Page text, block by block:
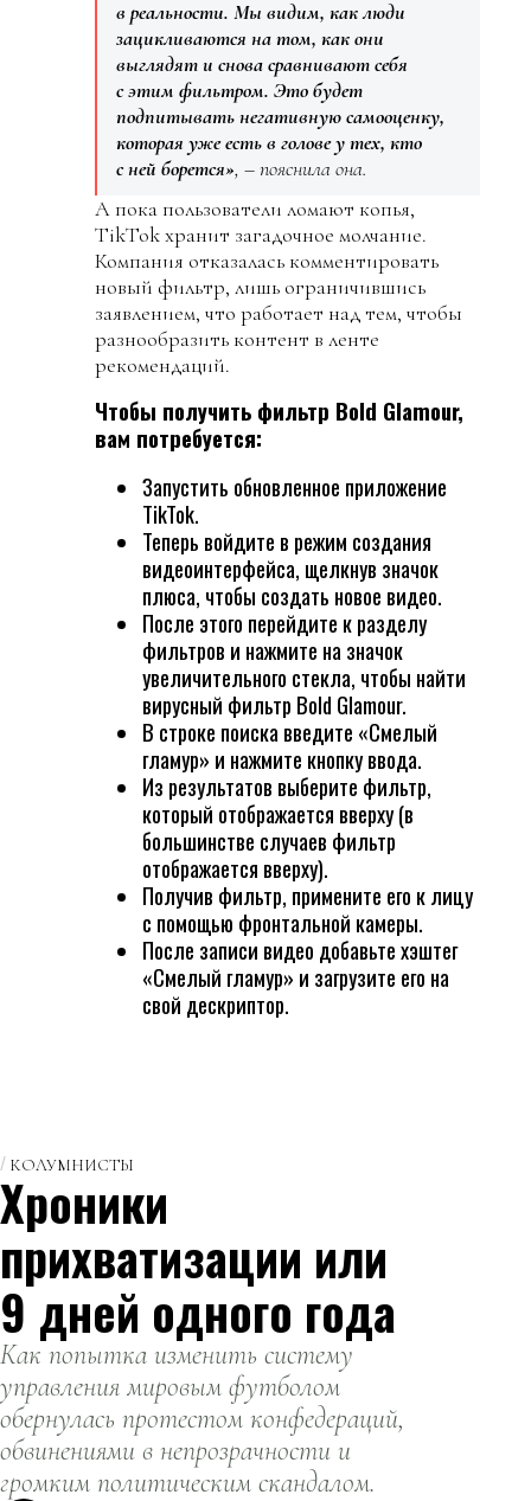
в реальности. Мы видим, как люди
зацикливаются на том, как они
выглядят и снова сравнивают себя
с этим фильтром. Это будет
подпитывать негативную самооценку,
которая уже есть в голове у тех, кто
с ней борется», – пояснила она.
А пока пользователи ломают копья,
TikTok хранит загадочное молчание.
Компания отказалась комментировать
новый фильтр, лишь ограничившись
заявлением, что работает над тем, чтобы
разнообразить контент в ленте
рекомендаций.
Чтобы получить фильтр Bold Glamour,
вам потребуется:
Запустить обновленное приложение
TikTok.
Теперь войдите в режим создания
видеоинтерфейса, щелкнув значок
плюса, чтобы создать новое видео.
После этого перейдите к разделу
фильтров и нажмите на значок
увеличительного стекла, чтобы найти
вирусный фильтр Bold Glamour.
В строке поиска введите «Смелый
гламур» и нажмите кнопку ввода.
Из результатов выберите фильтр,
который отображается вверху (в
большинстве случаев фильтр
отображается вверху).
Получив фильтр, примените его к лицу
с помощью фронтальной камеры.
После записи видео добавьте хэштег
«Смелый гламур» и загрузите его на
свой дескриптор.
КОЛУМНИСТЫ
Хроники
прихватизации или
9 дней одного года
Как попытка изменить систему
управления мировым футболом
обернулась протестом конфедераций,
обвинениями в непрозрачности и
громким политическим скандалом.